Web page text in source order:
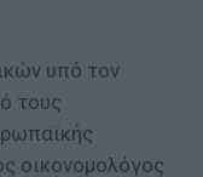
υπό τον
τους
οικονομολόγος